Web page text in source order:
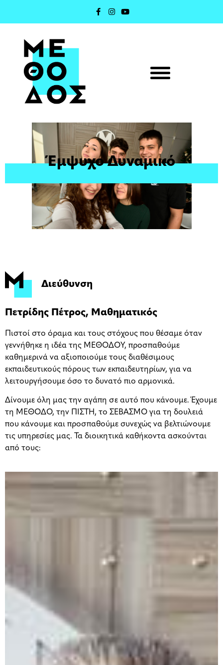
Έμψυχο Δυναμικό
Διεύθυνση
Πετρίδης Πέτρος, Μαθηματικός
Πιστοί στο όραμα και τους στόχους που θέσαμε όταν
γεννήθηκε η ιδέα της ΜΕΘΟΔΟΥ, προσπαθούμε
καθημερινά να αξιοποιούμε τους διαθέσιμους
εκπαιδευτικούς πόρους των εκπαιδευτηρίων, για να
λειτουργήσουμε όσο το δυνατό πιο αρμονικά.
Δίνουμε όλη μας την αγάπη σε αυτό που κάνουμε. Έχουμε
τη ΜΕΘΟΔΟ, την ΠΙΣΤΗ, το ΣΕΒΑΣΜΟ για τη δουλειά
που κάνουμε και προσπαθούμε συνεχώς να βελτιώνουμε
τις υπηρεσίες μας. Τα διοικητικά καθήκοντα ασκούνται
από τους: